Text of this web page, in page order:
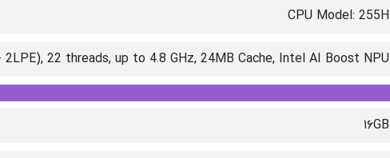
CPU Model: 255H
22 threads, up to 4.8 GHz, 24MB Cache, Intel AI Boost NPU
۱۶GB